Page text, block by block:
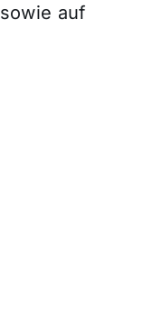
sowie auf